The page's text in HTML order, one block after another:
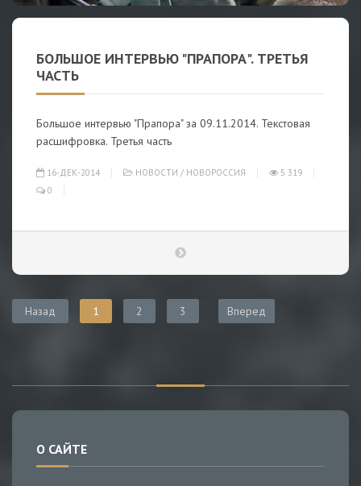
БОЛЬШОЕ ИНТЕРВЬЮ "ПРАПОРА". ТРЕТЬЯ
ЧАСТЬ
Большое интервью "Прапора" за 09.11.2014. Текстовая
расшифровка. Третья часть
16-ДЕК-2014 НОВОСТИ / НОВОРОССИЯ
5 319
0
Назад 1 2 3 Вперед
О САЙТЕ